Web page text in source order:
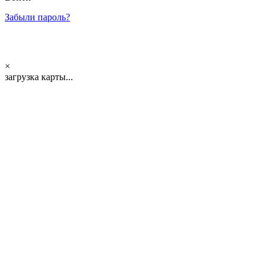
Забыли пароль?
×
загрузка карты...